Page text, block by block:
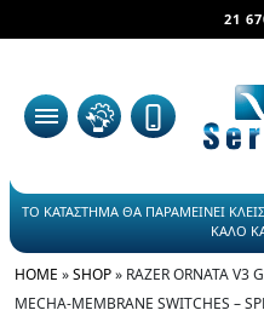
21
ΤΟ ΚΑΤΑΣΤΗΜΑ ΘΑ ΠΑΡΑΜΕΙΝΕΙ
ΚΑΛΟ
HOME »SHOP» RAZER ORNATA V3
MECHA-MEMBRANE SWITCHES –